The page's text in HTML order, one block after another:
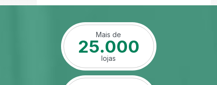
Mais de
25.000
lojas